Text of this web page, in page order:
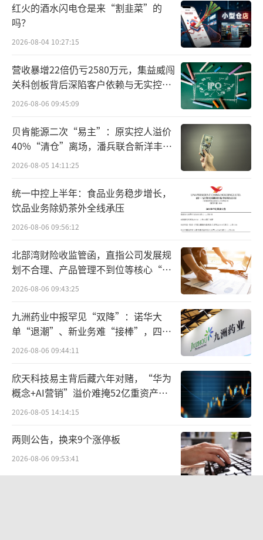
前期与华为汽车BU合作的赛力斯（小康股
份）就尝到了甜头。双方在2022年5月20日推
出的AITO问界M5车型的生产制造到用户用车全
价值链。赛力斯负责研发、制造、交付、服务
以及创造全生命周期的用车体验。华为则深度
参与产品定义、品控及渠道销售。问界M5将在
华为渠道以智选车身份销售，这是华为帮车
企“造好车、卖好车”的实践。一个专卖店，
光一天的销量就有18台。
余承东曾在发布会上强调：“问界M5的外
观、内饰、性能，是按照百万豪车的要求打造
的。”而且在续航等可以秒杀燃油车和电动
车。
HUAWEIADS2.0高阶智驾系统首搭问界新
M7智驾版，实现高速、高架、快速路全国都能
开，在智能化、营销渠道能力多重加持下，智
选车模式的优势随交付爬坡有望逐渐显现。携
手华为，以智能驾驶技术为核心卖点的赛力
斯，以数字化、智能化、物联网为核心，采用
先进的制造运营管理系统和制造工艺流程，能
够快速精准地进行规模化定制生产。赛力斯能
够在严格的品控标准下，实现关键工序100％自
动化生产，既提升了生产效率，又能够保证产
红火的酒水闪电仓是来“割韭菜”的
吗？
2026-08-04 10:27:15
营收暴增22倍仍亏2580万元，集益威闯
关科创板背后深陷客户依赖与无实控人
困局
2026-08-06 09:45:09
贝肯能源二次“易主”：原实控人溢价
40%“清仓”离场，潘兵联合新洋丰、
宏科百世拟入主
2026-08-05 14:11:25
统一中控上半年：食品业务稳步增长，
饮品业务除奶茶外全线承压
2026-08-06 09:56:12
北部湾财险收监管函，直指公司发展规
划不合理、产品管理不到位等核心“痛
点”
2026-08-06 09:43:25
九洲药业中报罕见“双降”：诺华大
单“退潮”、新业务难“接棒”，四大
难关待闯
2026-08-06 09:44:11
欣天科技易主背后藏六年对赌，“华为
概念+AI营销”溢价难掩52亿重资产考
验
2026-08-05 14:14:15
两则公告，换来9个涨停板
2026-08-06 09:53:41